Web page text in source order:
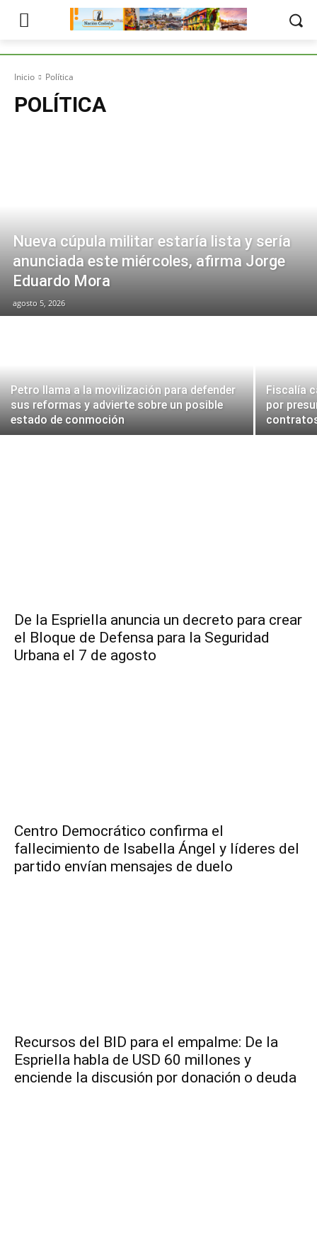
Inicio Política
POLÍTICA
Nueva cúpula militar estaría lista y sería
anunciada este miércoles, afirma Jorge
Eduardo Mora
agosto 5, 2026
Petro llama a la movilización para defender
sus reformas y advierte sobre un posible
estado de conmoción
Fiscalía
por
De la Espriella anuncia un decreto para crear
el Bloque de Defensa para la Seguridad
Urbana el 7 de agosto
Centro Democrático confirma el
fallecimiento de Isabella Ángel y líderes del
partido envían mensajes de duelo
Recursos del BID para el empalme: De la
Espriella habla de USD 60 millones y
enciende la discusión por donación o deuda